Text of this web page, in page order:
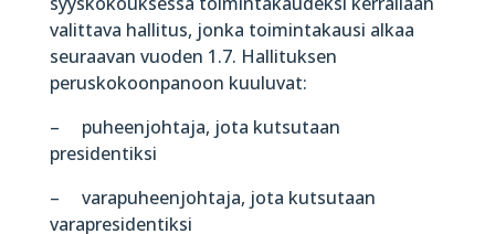
valittava hallitus, jonka toimintakausi alkaa
seuraavan vuoden 1.7. Hallituksen
peruskokoonpanoon kuuluvat:
– puheenjohtaja, jota kutsutaan
presidentiksi
– varapuheenjohtaja, jota kutsutaan
varapresidentiksi